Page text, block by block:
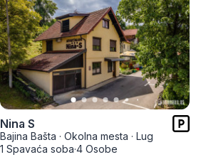
Nina S
Bajina Bašta · Okolna mesta · Lug
1 Spavaća soba·4 Osobe